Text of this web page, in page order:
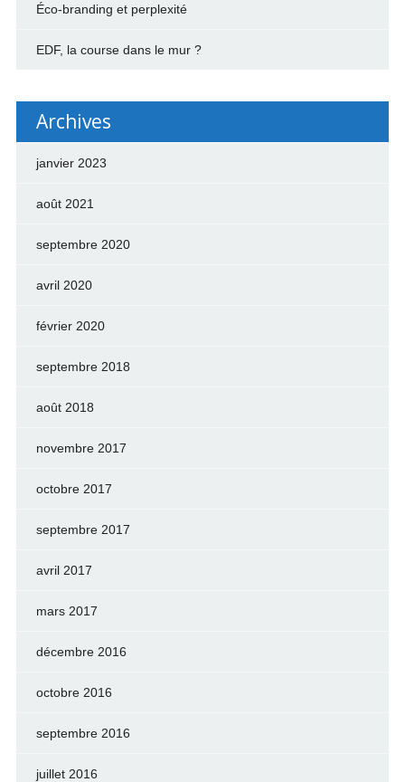
Éco-branding et perplexité
EDF, la course dans le mur ?
Archives
janvier 2023
août 2021
septembre 2020
avril 2020
février 2020
septembre 2018
août 2018
novembre 2017
octobre 2017
septembre 2017
avril 2017
mars 2017
décembre 2016
octobre 2016
septembre 2016
juillet 2016